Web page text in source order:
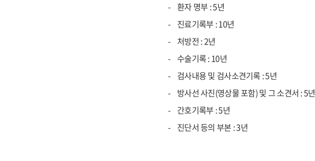
환자 명부 : 5년
진료기록부 : 10년
처방전 : 2년
수술기록 : 10년
검사내용 및 검사소견기록 : 5년
방사선 사진(영상물 포함) 및 그 소견서 : 5년
간호기록부 : 5년
진단서 등의 부본 : 3년